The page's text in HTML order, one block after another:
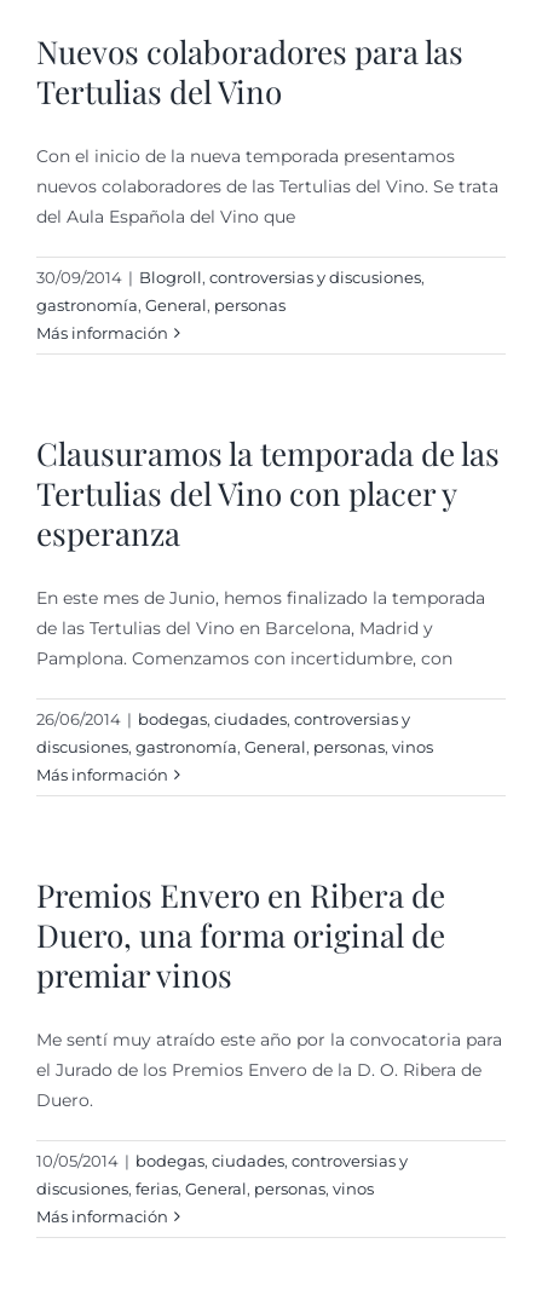
Nuevos colaboradores para las
Tertulias del Vino
Con el inicio de la nueva temporada presentamos
nuevos colaboradores de las Tertulias del Vino. Se trata
del Aula Española del Vino que
30/09/2014 | Blogroll, controversias y discusiones,
gastronomí­a, General, personas
Más información
Clausuramos la temporada de las
Tertulias del Vino con placer y
esperanza
En este mes de Junio, hemos finalizado la temporada
de las Tertulias del Vino en Barcelona, Madrid y
Pamplona. Comenzamos con incertidumbre, con
26/06/2014 | bodegas, ciudades, controversias y
discusiones, gastronomí­a, General, personas, vinos
Más información
Premios Envero en Ribera de
Duero, una forma original de
premiar vinos
Me sentí muy atraído este año por la convocatoria para
el Jurado de los Premios Envero de la D. O. Ribera de
Duero.
10/05/2014 | bodegas, ciudades, controversias y
discusiones, ferias, General, personas, vinos
Más información